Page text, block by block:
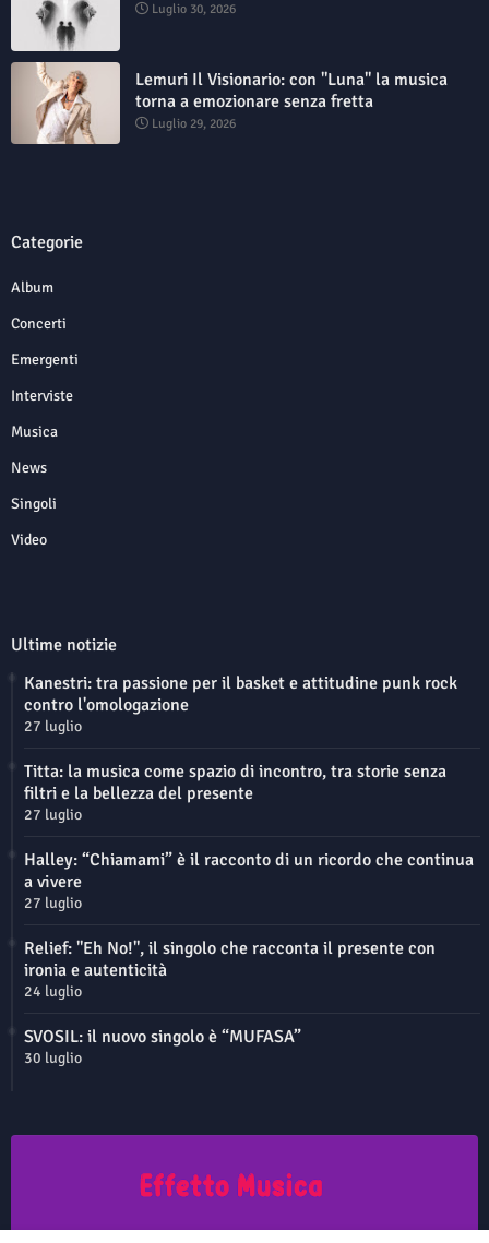
Luglio 30, 2026
Lemuri Il Visionario: con "Luna" la musica
torna a emozionare senza fretta
Luglio 29, 2026
Categorie
Album
Concerti
Emergenti
Interviste
Musica
News
Singoli
Video
Ultime notizie
Kanestri: tra passione per il basket e attitudine punk rock
contro l'omologazione
27 luglio
Titta: la musica come spazio di incontro, tra storie senza
filtri e la bellezza del presente
27 luglio
Halley: “Chiamami” è il racconto di un ricordo che continua
a vivere
27 luglio
Relief: "Eh No!", il singolo che racconta il presente con
ironia e autenticità
24 luglio
SVOSIL: il nuovo singolo è “MUFASA”
30 luglio